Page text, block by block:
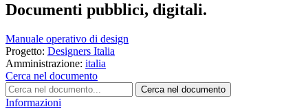
Documenti pubblici, digitali.
Manuale operativo di design
Progetto: Designers Italia
Amministrazione: italia
Cerca nel documento
Cerca nel documento
Informazioni